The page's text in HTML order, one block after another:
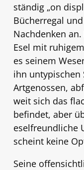
ständig „on
Bücherregal
Nachdenken
Esel mit
es seinem
ihn untypischen
Artgenossen,
weit sich das
befindet, aber
eselfreundliche
scheint keine
Seine